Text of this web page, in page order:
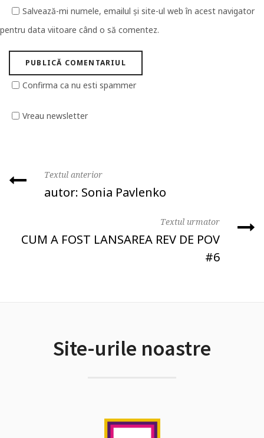
Salvează-mi numele, emailul și site-ul web în acest navigator
pentru data viitoare când o să comentez.
Confirma ca nu esti spammer
Vreau newsletter
Textul anterior
autor: Sonia Pavlenko
Textul urmator
CUM A FOST LANSAREA REV DE POV
#6
Site-urile noastre